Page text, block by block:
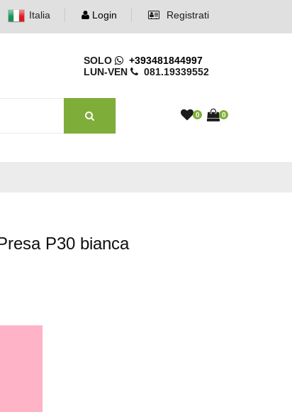
Italia Login Registrati
SOLO
+393481844997
LUN-VEN
081.19339552
0 0
P30 bianca